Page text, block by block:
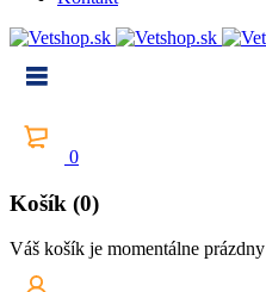
0
Košík (0)
Váš košík je momentálne prázdny